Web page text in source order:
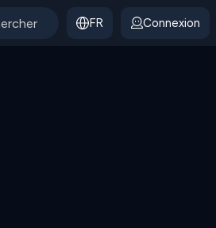
FR Connexion